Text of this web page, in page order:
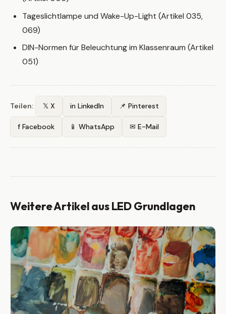
Tageslichtlampe und Wake-Up-Light (Artikel 035,
069)
DIN-Normen für Beleuchtung im Klassenraum (Artikel
051)
Teilen: 𝕏 X in LinkedIn 📌 Pinterest
f Facebook 📱 WhatsApp ✉ E-Mail
Weitere Artikel aus LED Grundlagen